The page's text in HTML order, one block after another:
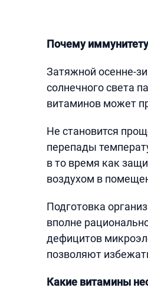
Почему
Затяжной осенне-
солнечного света
витаминов может
Не становится
перепады
в то время как
воздухом в
Подготовка
вполне
дефицитов
позволяют
Какие витамины